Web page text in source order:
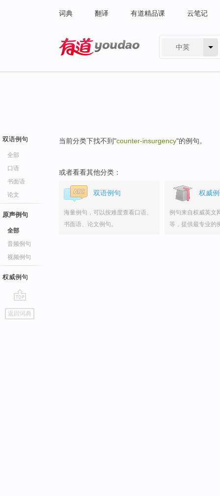
词典 翻译 有道精品课 云笔记
中英
双语例句
全部
口语
书面语
论文
原声例句
全部
音频例句
视频例句
权威例句
go
top
返回词典
当前分类下找不到"counter-insurgency"的例句。
或者看看其他分类：
双语例句
海量例句，可以按难度查看口语、
书面语、论文例句。
权威
例句来自权威英文
等，提供最专业的